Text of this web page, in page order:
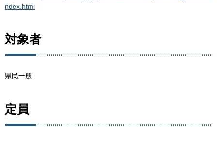
ndex.html
対象者
県民一般
定員